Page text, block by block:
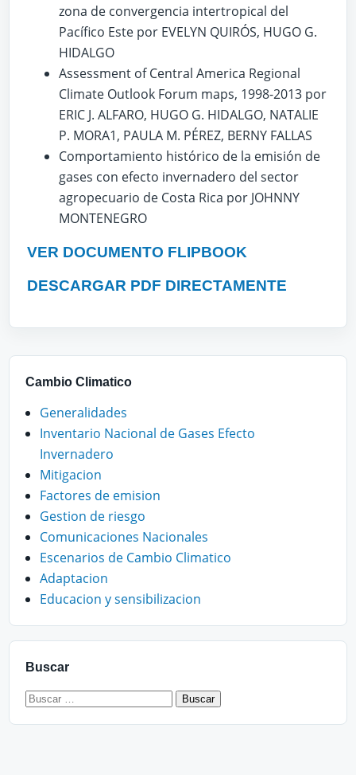
zona de convergencia intertropical del
Pacífico Este por EVELYN QUIRÓS, HUGO G.
HIDALGO
Assessment of Central America Regional
Climate Outlook Forum maps, 1998-2013 por
ERIC J. ALFARO, HUGO G. HIDALGO, NATALIE
P. MORA1, PAULA M. PÉREZ, BERNY FALLAS
Comportamiento histórico de la emisión de
gases con efecto invernadero del sector
agropecuario de Costa Rica por JOHNNY
MONTENEGRO
VER DOCUMENTO FLIPBOOK
DESCARGAR PDF DIRECTAMENTE
Cambio Climatico
Generalidades
Inventario Nacional de Gases Efecto
Invernadero
Mitigacion
Factores de emision
Gestion de riesgo
Comunicaciones Nacionales
Escenarios de Cambio Climatico
Adaptacion
Educacion y sensibilizacion
Buscar
Buscar: